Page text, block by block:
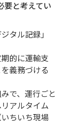
要と考えてい
タル記録」
的に運輸支
義務づける
で、運行ごと
アルタイム
ちいち現場